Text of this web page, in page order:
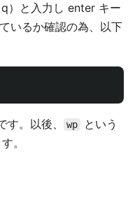
q）と入力し enter キー
いるか確認の為、以下
。以後、 wp
という
。